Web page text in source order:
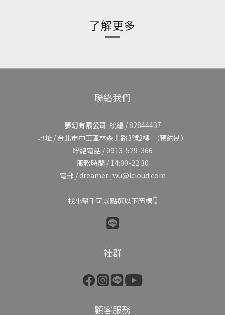
了解更多
聯絡我們
夢幻有限公司 統編 / 82844437
地址 / 台北市中正區林森北路3號2樓（預約制）
聯絡電話 / 0913-529-366
服務時間 / 14:00-22:30
電郵 / dreamer_wu@icloud.com
找小幫手可以點選以下圖標👇
社群
顧客服務